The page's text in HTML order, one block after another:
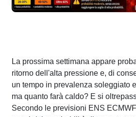
La prossima settimana appare
ritorno dell'alta pressione e, di
un tempo in prevalenza soleggiato
ma quanto farà caldo? E si
Secondo le previsioni ENS